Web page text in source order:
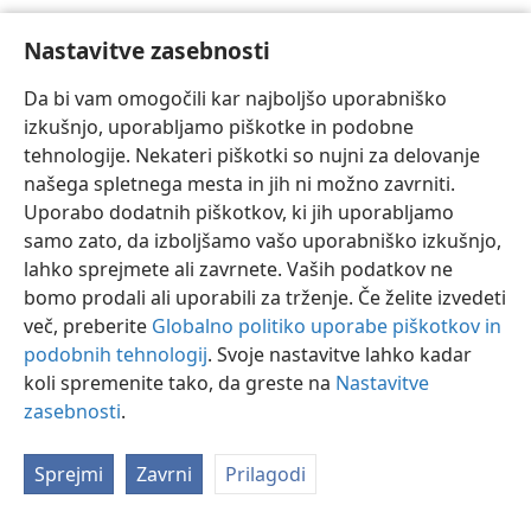
Nastavitve zasebnosti
Da bi vam omogočili kar najboljšo uporabniško
izkušnjo, uporabljamo piškotke in podobne
tehnologije. Nekateri piškotki so nujni za delovanje
našega spletnega mesta in jih ni možno zavrniti.
Uporabo dodatnih piškotkov, ki jih uporabljamo
samo zato, da izboljšamo vašo uporabniško izkušnjo,
lahko sprejmete ali zavrnete. Vaših podatkov ne
bomo prodali ali uporabili za trženje. Če želite izvedeti
več, preberite Globalno politiko uporabe piškotkov in
podobnih tehnologij. Svoje nastavitve lahko kadar
koli spremenite tako, da greste na Nastavitve
zasebnosti.
Sprejmi Zavrni Prilagodi
Slovenščina Nastavitve
Copyright© 2026 Watch Tower Bible and Tract Society of Pennsylvania
Pogoji uporabe Politika zasebnosti
JW.ORG
Prijava